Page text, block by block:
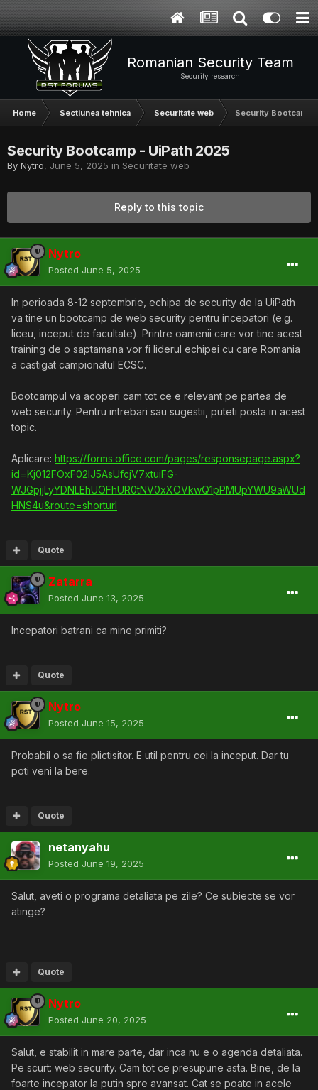
Romanian Security Team
Security research
Home Sectiunea tehnica Securitate web Security Bootcamp
Security Bootcamp - UiPath 2025
By Nytro, June 5, 2025 in Securitate web
Reply to this topic
Nytro
Posted June 5, 2025
In perioada 8-12 septembrie, echipa de security de la UiPath
va tine un bootcamp de web security pentru incepatori (e.g.
liceu, inceput de facultate). Printre oamenii care vor tine acest
training de o saptamana vor fi liderul echipei cu care Romania
a castigat campionatul ECSC.
Bootcampul va acoperi cam tot ce e relevant pe partea de
web security. Pentru intrebari sau sugestii, puteti posta in acest
topic.
Aplicare: https://forms.office.com/pages/responsepage.aspx?
id=Kj012FOxF02IJ5AsUfcjV7xtuiFG-
WJGpjjLyYDNLEhUOFhUR0tNV0xXOVkwQ1pPMUpYWU9aWUd
HNS4u&route=shorturl
Quote
Zatarra
Posted June 13, 2025
Incepatori batrani ca mine primiti?
Quote
Nytro
Posted June 15, 2025
Probabil o sa fie plictisitor. E util pentru cei la inceput. Dar tu
poti veni la bere.
Quote
netanyahu
Posted June 19, 2025
Salut, aveti o programa detaliata pe zile? Ce subiecte se vor
atinge?
Quote
Nytro
Posted June 20, 2025
Salut, e stabilit in mare parte, dar inca nu e o agenda detaliata.
Pe scurt: web security. Cam tot ce presupune asta. Bine, de la
foarte incepator la putin spre avansat. Cat se poate in acele